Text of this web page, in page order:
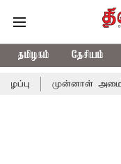
தமிழகம் தேசியம்
அமைச்சர்